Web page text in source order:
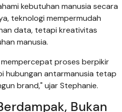
kebutuhan manusia secara
teknologi mempermudah
data, tetapi kreativitas
manusia.
proses berpikir
hubungan antarmanusia tetap
brand," ujar Stephanie.
Bukan